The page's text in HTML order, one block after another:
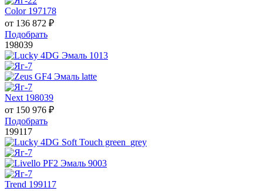
Color 197178
от 136 872 ₽
Подобрать
198039
Next 198039
от 150 976 ₽
Подобрать
199117
Trend 199117